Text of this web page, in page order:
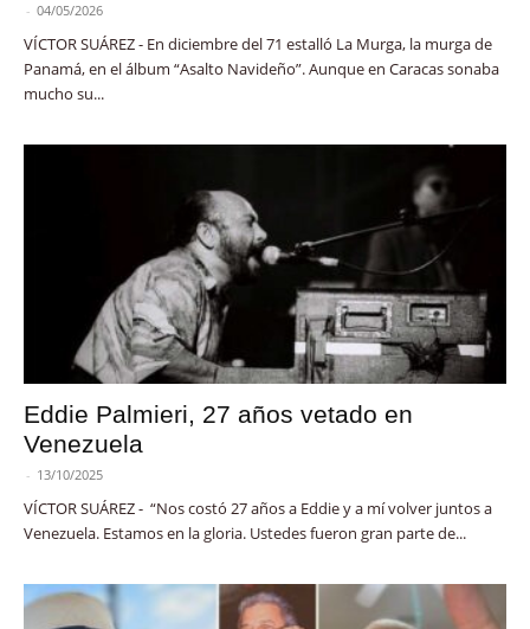
- 04/05/2026
VÍCTOR SUÁREZ - En diciembre del 71 estalló La Murga, la murga de
Panamá, en el álbum “Asalto Navideño”. Aunque en Caracas sonaba
mucho su...
Eddie Palmieri, 27 años vetado en
Venezuela
- 13/10/2025
VÍCTOR SUÁREZ - “Nos costó 27 años a Eddie y a mí volver juntos a
Venezuela. Estamos en la gloria. Ustedes fueron gran parte de...